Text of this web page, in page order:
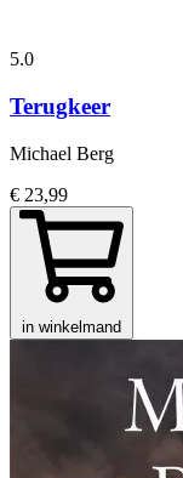
5.0
Terugkeer
Michael Berg
€ 23,99
in winkelmand